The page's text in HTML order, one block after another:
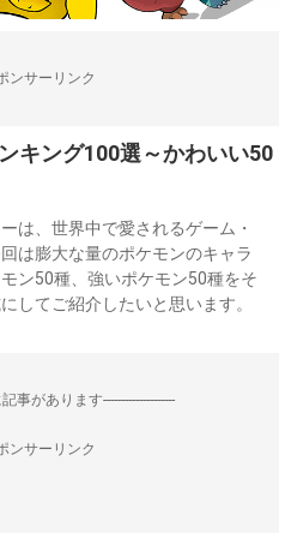
ンサーリンク
キング100選～かわいい50
は、世界中で愛されるゲーム・
は膨大な量のポケモンのキャラ
ン50種、強いポケモン50種をそ
してご紹介したいと思います。
事があります--------------------
ンサーリンク